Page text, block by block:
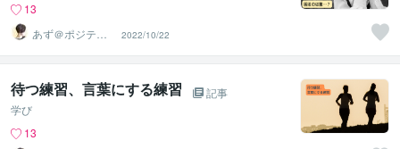
13
あず＠ポジティ
ブ迷子の道標
2022/10/22
待つ練習、言葉にする練習
記事
学び
13